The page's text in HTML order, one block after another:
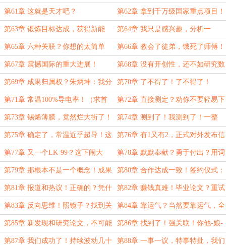
感……
第61章 这就是天才吧？ 第62章 拿到千万级国家重点项目！
第63章 锻炼目标达成，获得新能
力！
第64章 我只是感兴趣，分析一
下……
第65章 六种关联？你想的太简单
了！
第66章 教会了徒弟，饿死了师傅！
第67章 震撼国际的重大进展！ 第68章 没有开创性，还不如研究数
学！
第69章 成果归属权？朱炳坤：我分
你一个点！
第70章 了不得了！了不得了！
第71章 常温100%导电率！（求首
订）
第72章 直接测定？劝你不要轻易下
结论！
第73章 锡烯薄膜，竟然烂大街了！ 第74章 测到了！我测到了！一整
块，直接测定！
第75章 确定了，常温近乎超导！这
叫先见之明！
第76章 有1又有2，正式对外发布信
息！
第77章 又一个LK-99？这下闹大
了！
第78章 默默奉献？勇于付出？用词
不当了吧！
第79章 那根本不是一个概念！成果
转化，合作双赢！
第80章 合作达成一致！签约仪式：
都是传统……
第81章 报道和热议！正确的？凭什
么正确！
第82章 赚钱真难！毕业论文？重试
最初的实验……
第83章 反向思维！照镜子？找到关
键因素！
第84章 靠运气？当然要靠运气，全
都是运气！
第85章 新发现和研究论文，不可能
出现！？
第86章 找到了！强关联！你他-娘-
的真是个天才！
第87章 我们成功了！持续波动几十 第88章 一事一议，特事特批，我们